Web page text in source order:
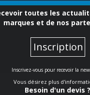
toutes les
marques et de nos
Inscription
Inscrivez-vous pour recevoir la
Vous désirez plus
Besoin d'un devis ?